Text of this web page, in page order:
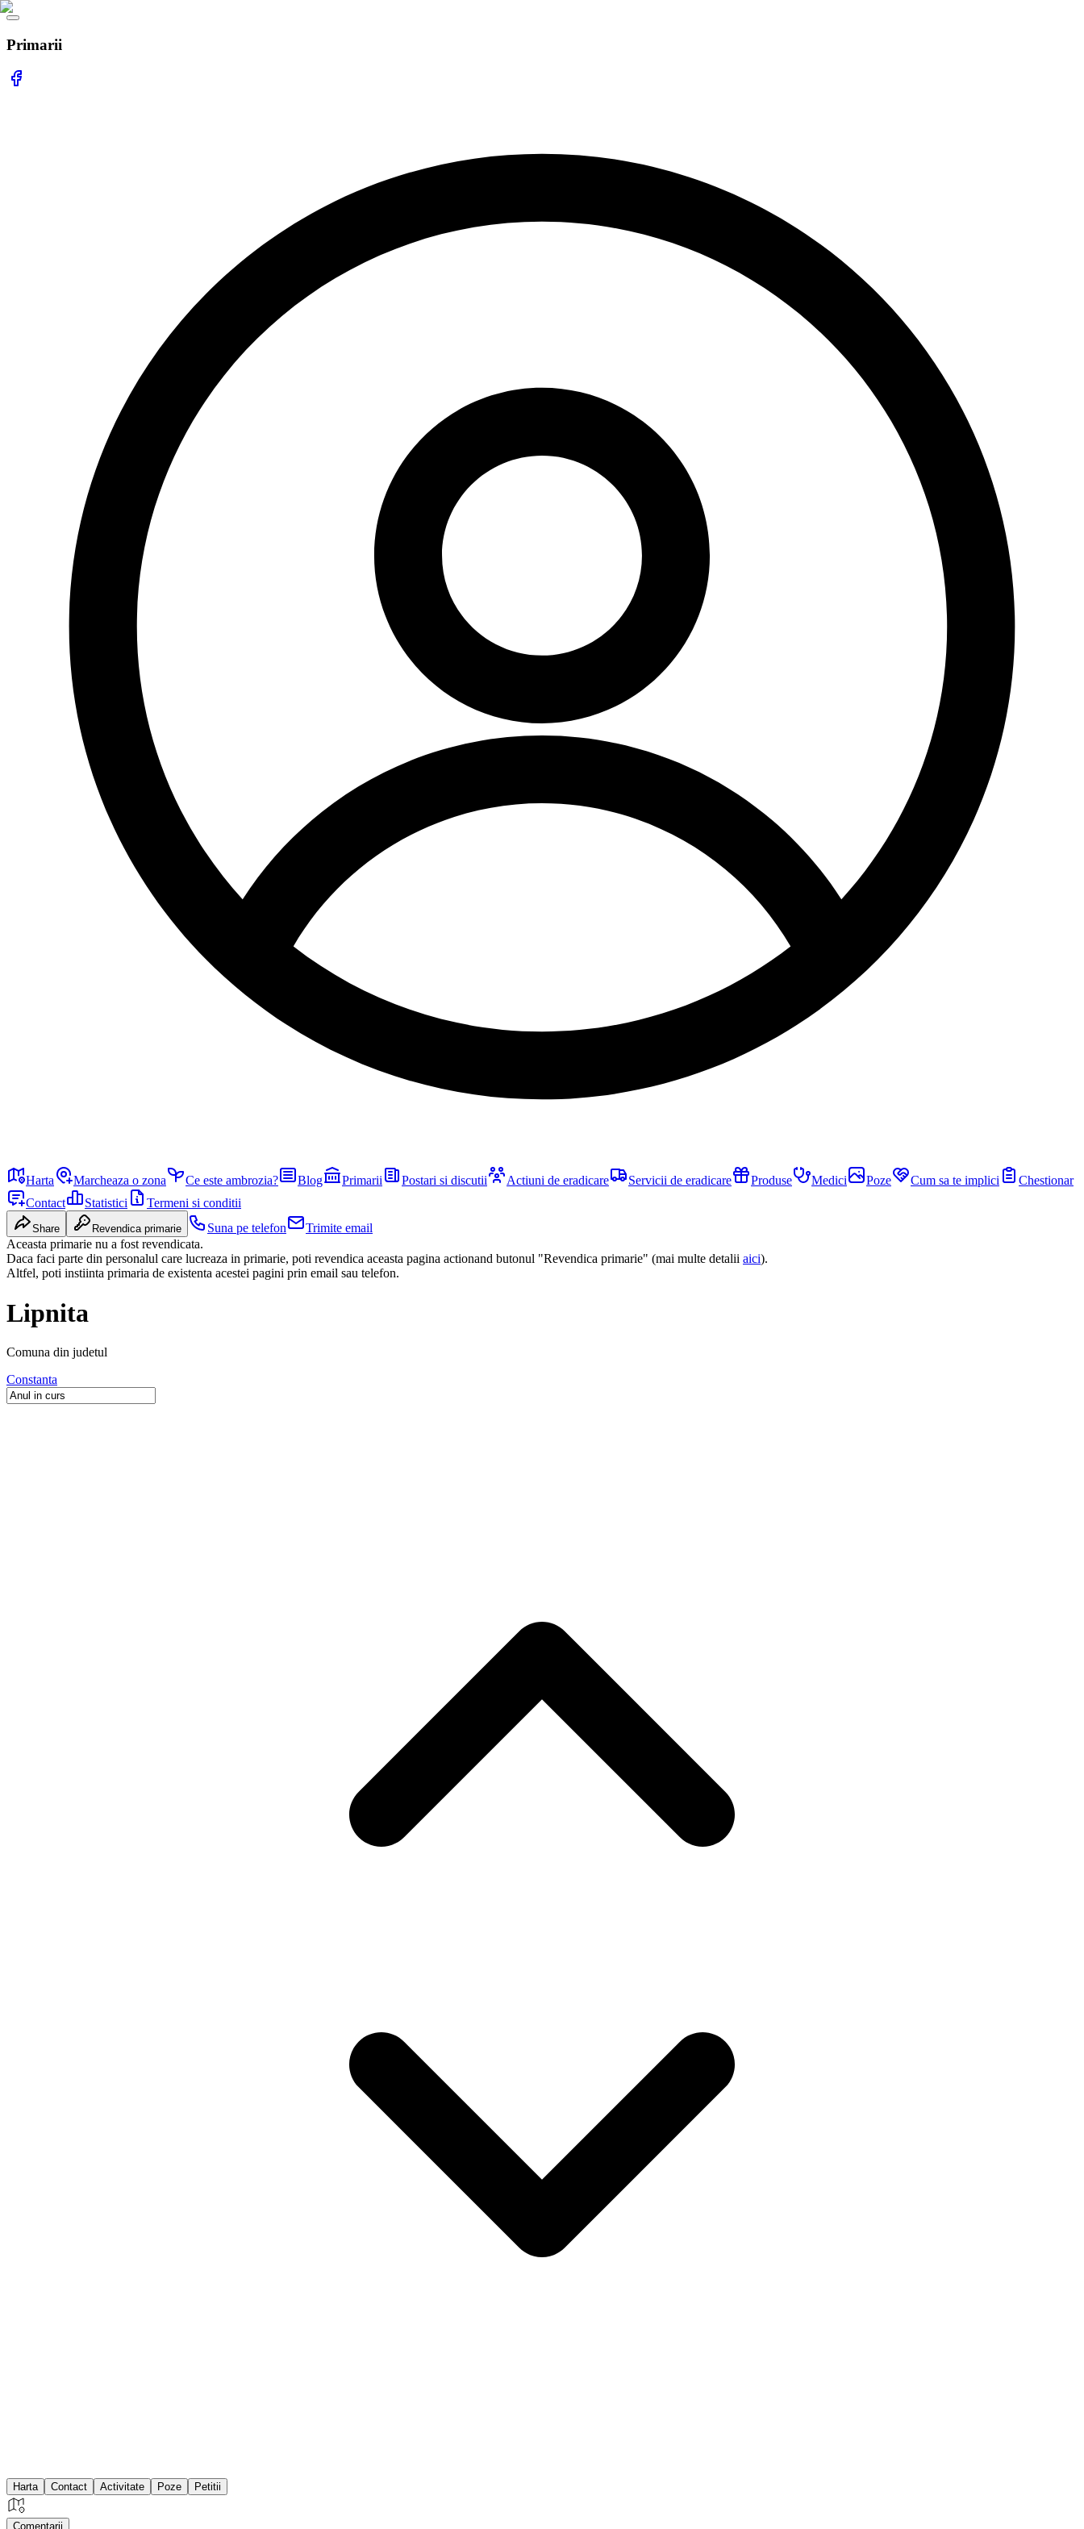
Primarii
Harta Marcheaza o zona Ce este ambrozia? Blog Primarii Postari si discutii Actiuni de eradicare Servicii de eradicare Produse Medici Poze Cum sa te implici
Chestionar
Contact
Statistici Termeni si conditii
Share Revendica primarie Suna pe telefon
Trimite email
Aceasta primarie nu a fost revendicata.
Daca faci parte din personalul care lucreaza in primarie, poti revendica aceasta pagina actionand butonul "Revendica primarie" (mai multe detalii aici).
Altfel, poti instiinta primaria de existenta acestei pagini prin email sau telefon.
Lipnita
Comuna din judetul
Constanta
Harta Contact Activitate Poze Petitii
Comentarii